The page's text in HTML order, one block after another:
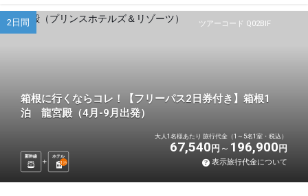
ツアーコード Q02BIF
2日間
箱根に行くならコレ！【フリーパス2日券付き】箱根1
泊 龍宮殿（4月-9月出発）
新幹線
ホテル
1 泊
大人1名様あたり 旅行代金（1～5名1室・税込）
67,540 円 196,900 円
表示旅行代金について